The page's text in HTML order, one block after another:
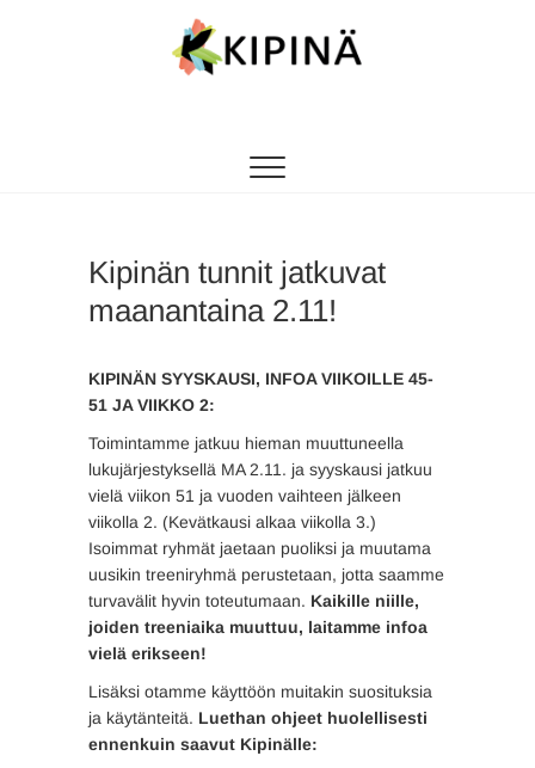
Kipinän tunnit jatkuvat
maanantaina 2.11!
KIPINÄN SYYSKAUSI, INFOA VIIKOILLE 45-
51 JA VIIKKO 2:
Toimintamme jatkuu hieman muuttuneella
lukujärjestyksellä MA 2.11. ja syyskausi jatkuu
vielä viikon 51 ja vuoden vaihteen jälkeen
viikolla 2. (Kevätkausi alkaa viikolla 3.)
Isoimmat ryhmät jaetaan puoliksi ja muutama
uusikin treeniryhmä perustetaan, jotta saamme
turvavälit hyvin toteutumaan. Kaikille niille,
joiden treeniaika muuttuu, laitamme infoa
vielä erikseen!
Lisäksi otamme käyttöön muitakin suosituksia
ja käytänteitä. Luethan ohjeet huolellisesti
ennenkuin saavut Kipinälle: